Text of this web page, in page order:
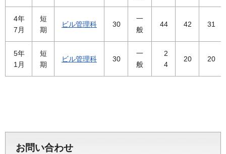
4年
7月
短
期
ビル管理科 30
一
般
44 42 31
5年
1月
短
期
ビル管理科 30
一
般
2
4
20 20
お問い合わせ